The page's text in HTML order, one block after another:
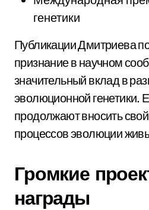
генетики
Публикации Дмитриева
признание в научном
значительный вклад в
эволюционной генетики.
продолжают вносить
процессов эволюции
Громкие
награды